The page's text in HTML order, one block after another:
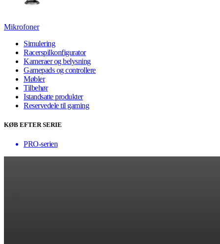
Mikrofoner
Simulering
Racerspilkonfigurator
Kameraer og belysning
Gamepads og controllere
Møbler
Tilbehør
Istandsatte produkter
Reservedele til gaming
KØB EFTER SERIE
PRO-serien